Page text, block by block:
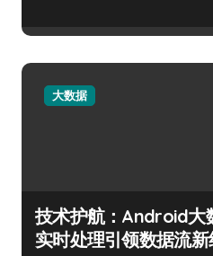
大数据
技术护航：Android大
实时处理引领数据流新